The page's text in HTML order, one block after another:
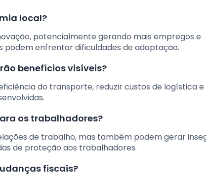
local?
potencialmente gerando mais empregos e
enfrentar dificuldades de adaptação.
benefícios visíveis?
do transporte, reduzir custos de logística e
os trabalhadores?
de trabalho, mas também podem gerar
de proteção aos trabalhadores.
fiscais?